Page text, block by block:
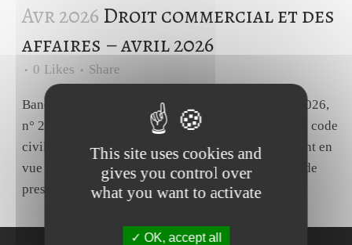
Avr 2026Droit commercial et des
affaires – avril 2026
0 Likes Share
Banque - Ordre de virement. Cass., Com. 25 mars 2026,
n° 25-10353.Source Il résulte de l'article 1231-1 du code
civil que la banque :- qui reçoit un ordre de virement en
vue de réaliser un investissement ;- agit en qualité de
prestataires de services de paiement...
This site uses cookies and
gives you control over
what you want to activate
OK, accept all